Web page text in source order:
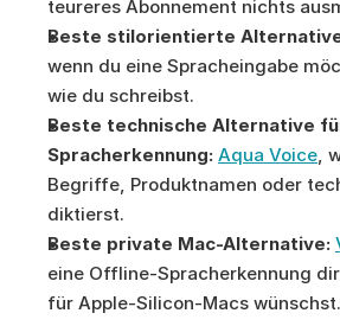
teureres Abonnement nichts
Beste stilorientierte
wenn du eine Spracheingabe
wie du schreibst.
Beste technische Alternative
Spracherkennung: Aqua Voice,
Begriffe, Produktnamen oder
diktierst.
Beste private Mac-Alternative:
eine Offline-Spracherkennung
für Apple-Silicon-Macs wünschst.